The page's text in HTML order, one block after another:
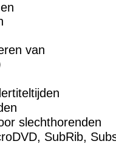
van
slechthorenden
SubRib,